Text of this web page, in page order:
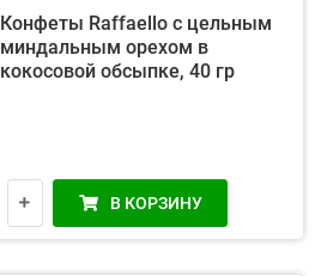
Конфеты Raffaello с цельным
миндальным орехом в
кокосовой обсыпке, 40 гр
В КОРЗИНУ